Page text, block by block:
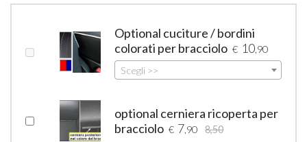
Optional cuciture / bordini
colorati per bracciolo € 10 ,90
Scegli >>
optional cerniera ricoperta per
bracciolo € 7 ,90 8,50